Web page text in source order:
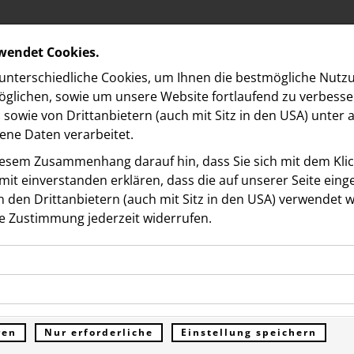
Media Forward Fund
Vier Medien
Cookies.
Cookies, um Ihnen die best­mögliche
sowie um unsere Website fortlaufend zu
von Drittanbietern (auch mit Sitz in den USA) unter
Daten verarbeitet.
Zusammenhang darauf hin, dass Sie sich mit dem
ein­ver­standen erklären, dass die auf unserer Seite
den Drittanbietern (auch mit Sitz in den USA) verwendet
Zustimmung jederzeit widerrufen.
ermöglichen grundlegende Funktionen und sind für
der Website erforderlich. Diese Cookies
Daten und werden an keine Dritten übermittelt.
erfassen Informationen anonym. Diese Informationen
unsere Besucher unsere Website nutzen.
Nur erforderliche Einstellung speichern